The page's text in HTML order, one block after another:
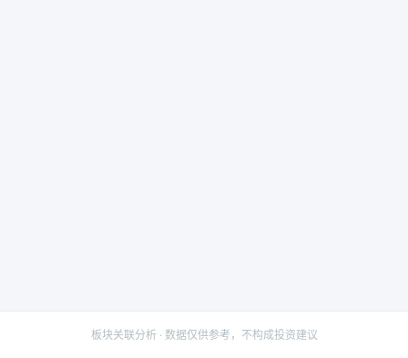
板块关联分析 · 数据仅供参考，不构成投资建议